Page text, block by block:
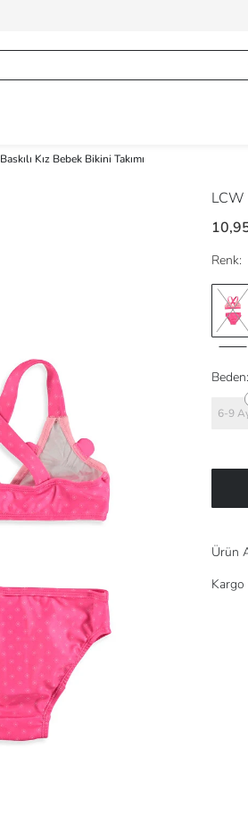
Baskılı Kız Bebek Bikini Takımı
LCW
Renk:
Beden:
6-9
Ürün
Kargo